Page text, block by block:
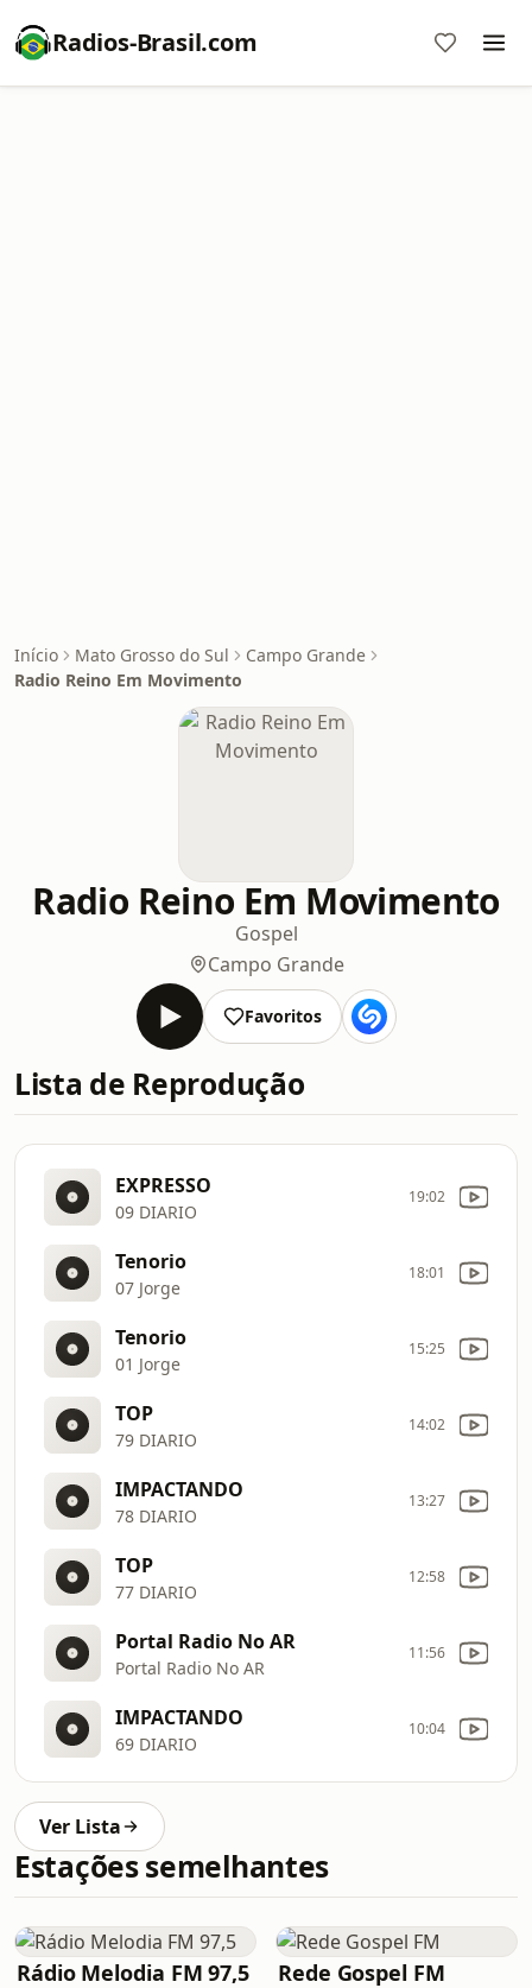
Radios-Brasil.com
Início Mato Grosso do Sul
Campo Grande
Radio Reino Em Movimento
Radio Reino Em Movimento
Gospel
Campo Grande
Favoritos
Lista de Reprodução
EXPRESSO
09 DIARIO
19:02
Tenorio
07 Jorge
18:01
Tenorio
01 Jorge
15:25
TOP
79 DIARIO
14:02
IMPACTANDO
78 DIARIO
13:27
TOP
77 DIARIO
12:58
Portal Radio No AR
Portal Radio No AR
11:56
IMPACTANDO
69 DIARIO
10:04
Ver Lista
Estações semelhantes
Rádio Melodia FM 97,5 Rede Gospel FM